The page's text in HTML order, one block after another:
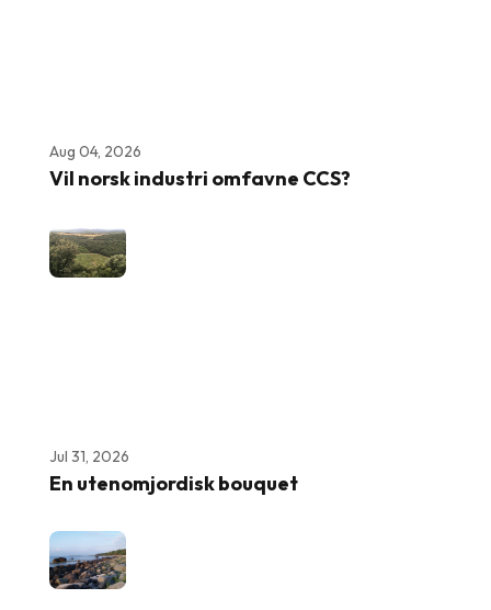
Aug 04, 2026
Vil norsk industri omfavne CCS?
Jul 31, 2026
En utenomjordisk bouquet